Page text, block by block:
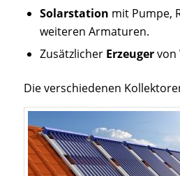
Solarstation mit Pumpe,
weiteren Armaturen.
Zusätzlicher Erzeugervon
Die verschiedenen